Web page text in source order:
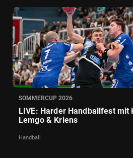
SOMMERCUP 2026
LIVE: Harder Handballfest mit
Lemgo & Kriens
Handball